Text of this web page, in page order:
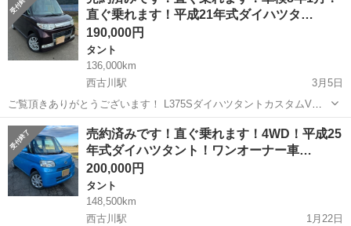
フレザー...
直ぐ乗れます！平成21年式ダイハツタ…
190,000円
タント
136,000km
西古川駅
3月5日
ご覧頂きありがとうございます！ L375SダイハツタントカスタムVセ
レクションになります！ 平成21年式 色パープルR49 距離136000キロ
KFエンジンNA 2WDの4AT ダイハツ純正ナビ 手動片側スライドドア
オ...
宮城 大崎市 西古川駅 タント ダイハツタント
売約済みです！直ぐ乗れます！4WD！平成25
年式ダイハツタント！ワンオーナー車…
200,000円
タント
148,500km
西古川駅
1月22日